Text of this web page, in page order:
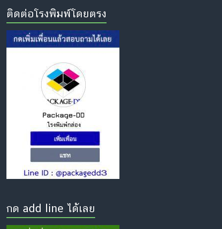
ติดต่อโรงพิมพ์โดยตรง
กด add line ได้เลย